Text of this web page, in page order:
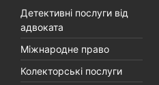
Детективні послуги від
адвоката
Міжнародне право
Колекторські послуги